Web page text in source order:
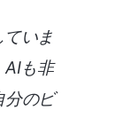
いま
AIも非
分のビ